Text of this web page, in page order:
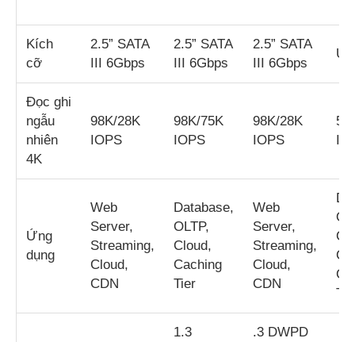
Kích
cỡ
2.5” SATA
III 6Gbps
2.5” SATA
III 6Gbps
2.5” SATA
III 6Gbps
Đọc ghi
ngẫu
nhiên
4K
98K/28K
IOPS
98K/75K
IOPS
98K/28K
IOPS
Ứng
dụng
Web
Server,
Streaming,
Cloud,
CDN
Database,
OLTP,
Cloud,
Caching
Tier
Web
Server,
Streaming,
Cloud,
CDN
1.3
.3 DWPD